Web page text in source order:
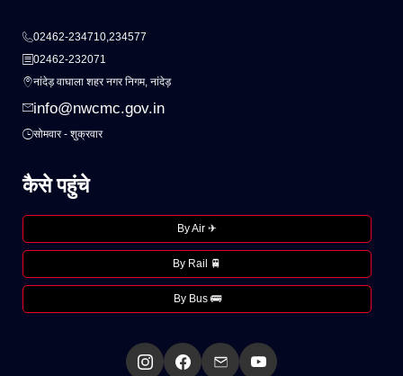
02462-234710,234577
02462-232071
नांदेड़ वाघाला शहर नगर निगम, नांदेड़
info@nwcmc.gov.in
सोमवार - शुक्रवार
कैसे पहुंचे
By Air ✈
By Rail 🚆
By Bus 🚌